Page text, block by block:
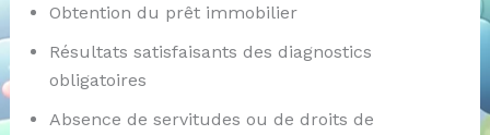
Obtention du prêt immobilier
Résultats satisfaisants des diagnostics
obligatoires
Absence de servitudes ou de droits de